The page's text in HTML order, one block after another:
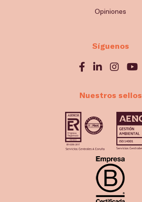
Opiniones
Síguenos
Nuestros sellos